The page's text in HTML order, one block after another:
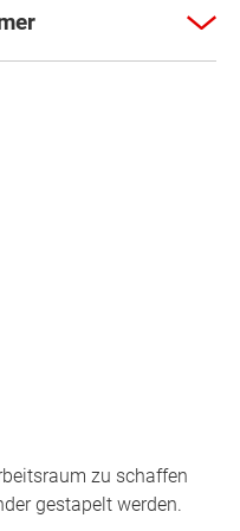
zu schaffen
gestapelt werden.